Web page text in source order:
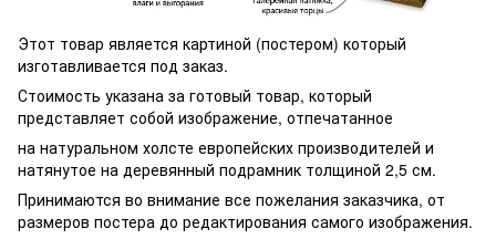
Этот товар является картиной (постером) который
изготавливается под заказ.
Стоимость указана за готовый товар, который
представляет собой изображение, отпечатанное
на натуральном холсте европейских производителей и
натянутое на деревянный подрамник толщиной 2,5 см.
Принимаются во внимание все пожелания заказчика, от
размеров постера до редактирования самого изображения.